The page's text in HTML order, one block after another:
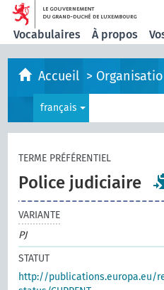
Vocabulaires À propos
Accueil >
français
TERME PRÉFÉRENTIEL
Police judiciaire
VARIANTE
PJ
STATUT
http://publications.europa.eu/